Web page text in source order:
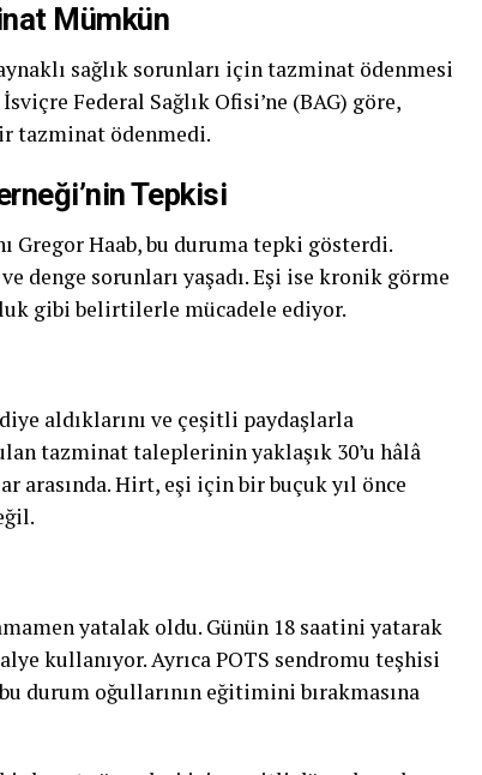
Mümkün
sağlık sorunları için tazminat ödenmesi
Federal Sağlık Ofisi’ne (BAG) göre,
tazminat ödenmedi.
Tepkisi
Gregor Haab, bu duruma tepki gösterdi.
ve denge sorunları yaşadı. Eşi ise kronik görme
gibi belirtilerle mücadele ediyor.
aldıklarını ve çeşitli paydaşlarla
tazminat taleplerinin yaklaşık 30’u hâlâ
arasında. Hirt, eşi için bir buçuk yıl önce
yatalak oldu. Günün 18 saatini yatarak
kullanıyor. Ayrıca POTS sendromu teşhisi
durum oğullarının eğitimini bırakmasına